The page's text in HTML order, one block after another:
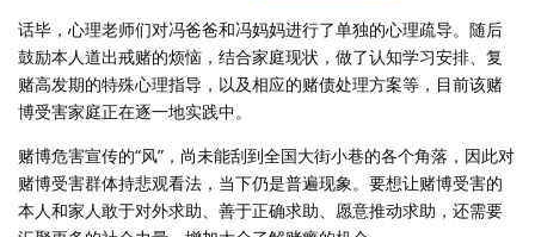
话毕，心理老师们对冯爸爸和冯妈妈进行了单独的心理疏导。随后
鼓励本人道出戒赌的烦恼，结合家庭现状，做了认知学习安排、复
赌高发期的特殊心理指导，以及相应的赌债处理方案等，目前该赌
博受害家庭正在逐一地实践中。
赌博危害宣传的“风”，尚未能刮到全国大街小巷的各个角落，因此对
赌博受害群体持悲观看法，当下仍是普遍现象。要想让赌博受害的
本人和家人敢于对外求助、善于正确求助、愿意推动求助，还需要